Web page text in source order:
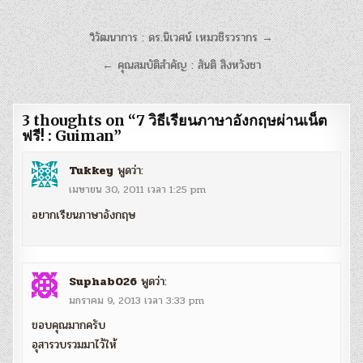
แนะแนว
เรื่อง
วิวัฒนาการ : ดร.นิเวศน์ เหมวชิรวรากร →
← คุณสมบัติสำคัญ : สันติ สิงหวังชา
3 thoughts on “7 วิธีเรียนภาษาอังกฤษผ่านเน็ต
ฟรี! : Guiman”
Tukkey พูดว่า:
เมษายน 30, 2011 เวลา 1:25 pm
อยากเรียนภาษาอังกฤษ
Suphab026 พูดว่า:
มกราคม 9, 2013 เวลา 3:33 pm
ขอบคุณมากครับ
อุสารวบรวมมาไว้ให้